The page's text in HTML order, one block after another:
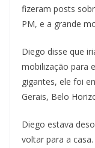
fizeram posts
PM, e a grande
Diego disse que
mobilização para
gigantes, ele foi
Gerais, Belo
Diego estava
voltar para a casa.